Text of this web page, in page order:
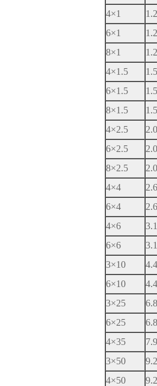
4×1
6×1
8×1
4×1.5
6×1.5
8×1.5
4×2.5
6×2.5
8×2.5
4×4
2.6
6×4
2.6
4×6
6×6
3×10
4.4
6×10
4.4
3×25
6×25
4×35
7.9
3×50
9.2
4×50
9.2